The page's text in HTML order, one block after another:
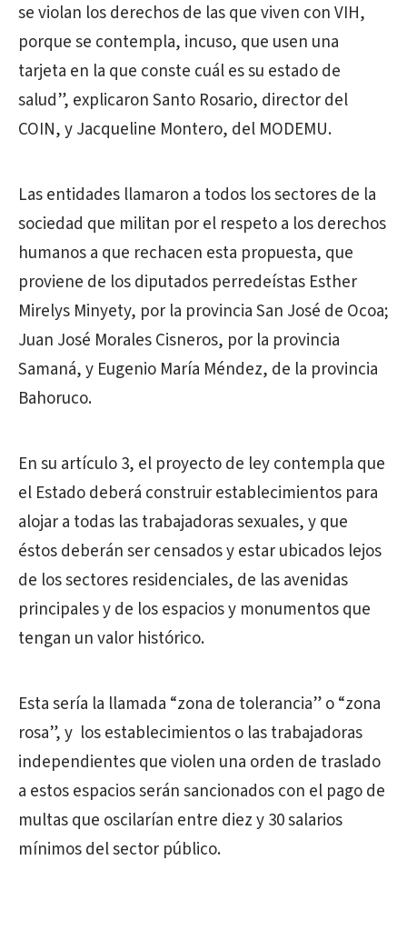
se violan los derechos de las que viven con VIH,
porque se contempla, incuso, que usen una
tarjeta en la que conste cuál es su estado de
salud”, explicaron Santo Rosario, director del
COIN, y Jacqueline Montero, del MODEMU.
Las entidades llamaron a todos los sectores de la
sociedad que militan por el respeto a los derechos
humanos a que rechacen esta propuesta, que
proviene de los diputados perredeístas Esther
Mirelys Minyety, por la provincia San José de Ocoa;
Juan José Morales Cisneros, por la provincia
Samaná, y Eugenio María Méndez, de la provincia
Bahoruco.
En su artículo 3, el proyecto de ley contempla que
el Estado deberá construir establecimientos para
alojar a todas las trabajadoras sexuales, y que
éstos deberán ser censados y estar ubicados lejos
de los sectores residenciales, de las avenidas
principales y de los espacios y monumentos que
tengan un valor histórico.
Esta sería la llamada “zona de tolerancia” o “zona
rosa”, y los establecimientos o las trabajadoras
independientes que violen una orden de traslado
a estos espacios serán sancionados con el pago de
multas que oscilarían entre diez y 30 salarios
mínimos del sector público.